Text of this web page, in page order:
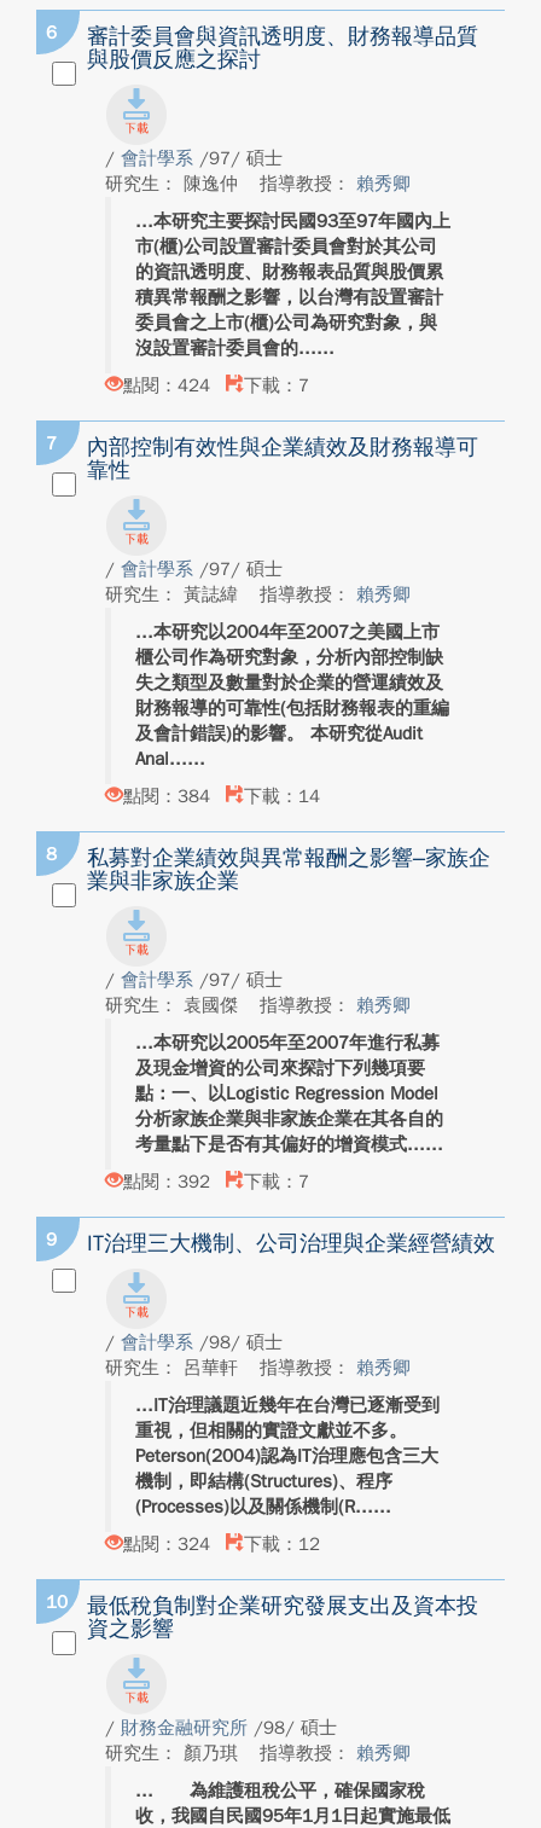
6
審計委員會與資訊透明度、財務報導品質
與股價反應之探討
/ 會計學系 /97/ 碩士
研究生： 陳逸仲
指導教授： 賴秀卿
本研究主要探討民國93至97年國內上
市(櫃)公司設置審計委員會對於其公司
的資訊透明度、財務報表品質與股價累
積異常報酬之影響，以台灣有設置審計
委員會之上市(櫃)公司為研究對象，與
沒設置審計委員會的...
點閱：424
下載：7
7
內部控制有效性與企業績效及財務報導可
靠性
/ 會計學系 /97/ 碩士
研究生： 黃誌緯
指導教授： 賴秀卿
本研究以2004年至2007之美國上市
櫃公司作為研究對象，分析內部控制缺
失之類型及數量對於企業的營運績效及
財務報導的可靠性(包括財務報表的重編
及會計錯誤)的影響。 本研究從Audit
Anal...
點閱：384
下載：14
8
私募對企業績效與異常報酬之影響–家族企
業與非家族企業
/ 會計學系 /97/ 碩士
研究生： 袁國傑
指導教授： 賴秀卿
本研究以2005年至2007年進行私募
及現金增資的公司來探討下列幾項要
點：一、以Logistic Regression Model
分析家族企業與非家族企業在其各自的
考量點下是否有其偏好的增資模式...
點閱：392
下載：7
9 IT治理三大機制、公司治理與企業經營績效
/ 會計學系 /98/ 碩士
研究生： 呂華軒
指導教授： 賴秀卿
IT治理議題近幾年在台灣已逐漸受到
重視，但相關的實證文獻並不多。
Peterson(2004)認為IT治理應包含三大
機制，即結構(Structures)、程序
(Processes)以及關係機制(R...
點閱：324
下載：12
10
最低稅負制對企業研究發展支出及資本投
資之影響
/ 財務金融研究所 /98/ 碩士
研究生： 顏乃琪
指導教授： 賴秀卿
為維護租稅公平，確保國家稅
收，我國自民國95年1月1日起實施最低